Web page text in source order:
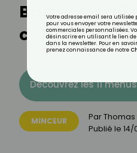
Barbecue : 10
caloriques à
Découvrez les 11
MINCEUR ParThomas
Publié le 14/
Votre adresse email sera utilisée
pour vous envoyer votre
commerciales personnalisées.
désinscrire en utilisant le lien
dans la newsletter. Pour en
prenez connaissance de notre